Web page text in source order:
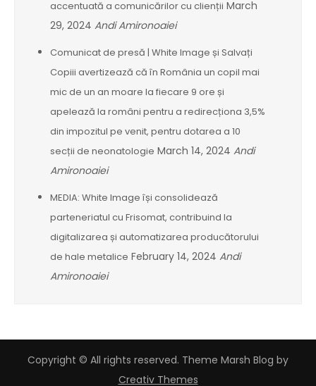
accentuată a comunicărilor cu clienții March
29, 2024 Andi Amironoaiei
Comunicat de presă | White Image și Salvați
Copiii avertizează că în România un copil mai
mic de un an moare la fiecare 9 ore și
apelează la români pentru a redirecționa 3,5%
din impozitul pe venit, pentru dotarea a 10
secții de neonatologie March 14, 2024 Andi
Amironoaiei
MEDIA: White Image își consolidează
parteneriatul cu Frisomat, contribuind la
digitalizarea și automatizarea producătorului
de hale metalice February 14, 2024 Andi
Amironoaiei
Copyright © All rights reserved. Theme Marsh Blog by
Creativ Themes